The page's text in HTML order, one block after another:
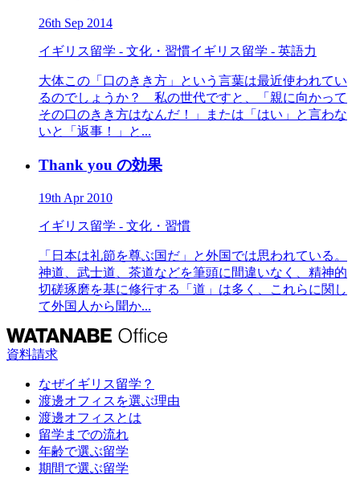
26th Sep 2014
イギリス留学 - 文化・習慣イギリス留学 - 英語力
大体この「口のきき方」という言葉は最近使われてい
るのでしょうか？ 私の世代ですと、「親に向かって
その口のきき方はなんだ！」または「はい」と言わな
いと「返事！」と...
Thank you の効果
19th Apr 2010
イギリス留学 - 文化・習慣
「日本は礼節を尊ぶ国だ」と外国では思われている。
神道、武士道、茶道などを筆頭に間違いなく、精神的
切磋琢磨を基に修行する「道」は多く、これらに関し
て外国人から聞か...
資料請求
なぜイギリス留学？
渡邊オフィスを選ぶ理由
渡邊オフィスとは
留学までの流れ
年齢で選ぶ留学
期間で選ぶ留学